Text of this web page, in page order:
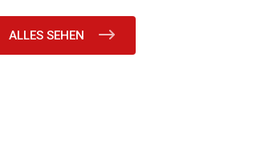
ALLES SEHEN